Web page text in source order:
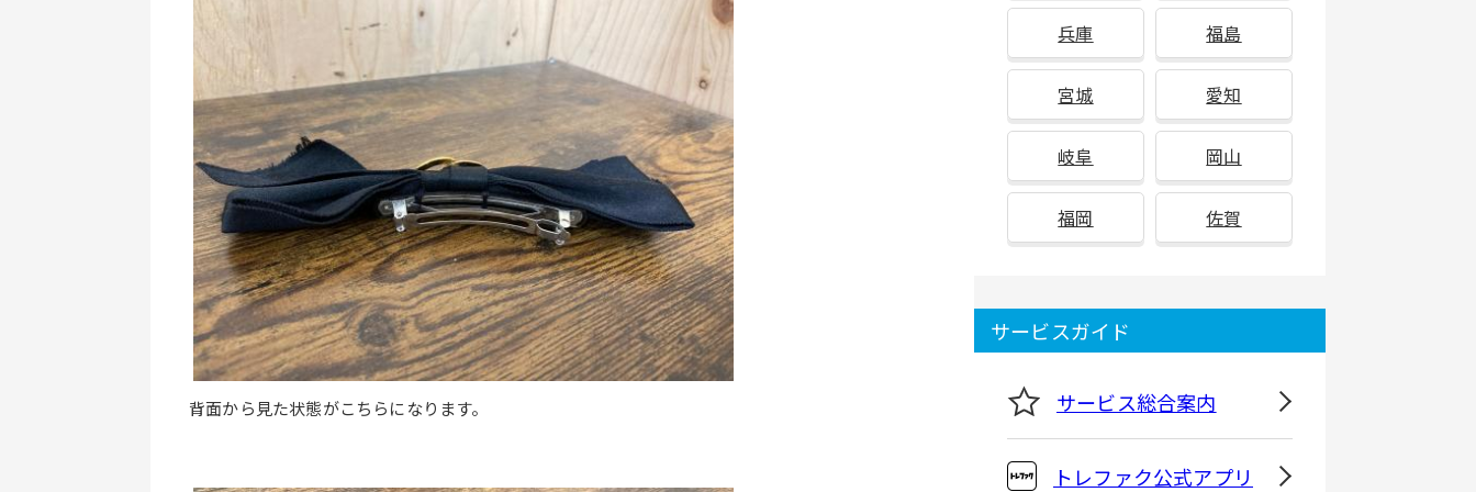
背面から見た状態がこちらになります。
兵庫 福島
宮城 愛知
岐阜 岡山
福岡 佐賀
サービスガイド
サービス総合案内
トレファク公式アプリ